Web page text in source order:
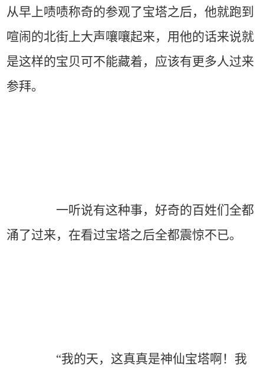
从早上啧啧称奇的参观了宝塔之后，他就跑到
喧闹的北街上大声嚷嚷起来，用他的话来说就
是这样的宝贝可不能藏着，应该有更多人过来
参拜。
一听说有这种事，好奇的百姓们全都
涌了过来，在看过宝塔之后全都震惊不已。
“我的天，这真真是神仙宝塔啊！我